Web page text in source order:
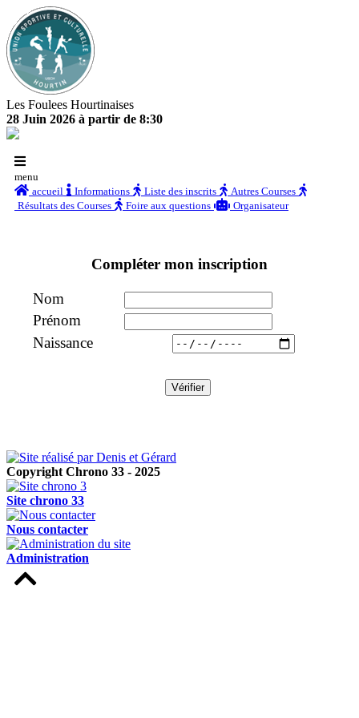
Les Foulees Hourtinaises
28 Juin 2026 à partir de 8:30
menu
accueil
Informations Liste des inscrits
Autres Courses
Résultats des Courses
Foire aux questions Organisateur
Compléter mon inscription
Nom
Prénom
Naissance
Copyright Chrono 33 - 2025
Site chrono 33
Nous contacter
Administration